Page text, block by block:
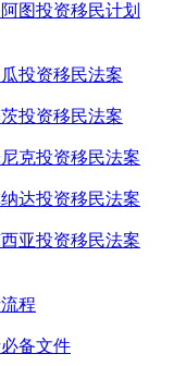
图投资移民计划
投资移民法案
投资移民法案
克投资移民法案
达投资移民法案
亚投资移民法案
程
备文件